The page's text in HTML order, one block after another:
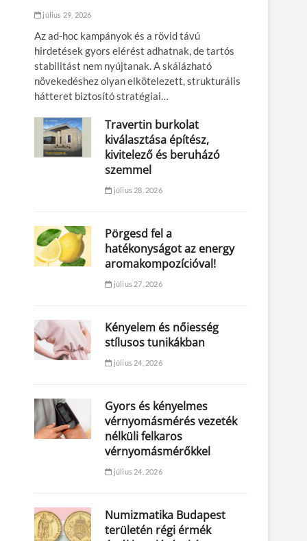
július 29, 2026
Az ad-hoc kampányok és a rövid távú
hirdetések gyors elérést adhatnak, de tartós
stabilitást nem nyújtanak. A skálázható
növekedéshez olyan elkötelezett, strukturális
hátteret biztosító stratégiai…
Travertin burkolat
kiválasztása építész,
kivitelező és beruházó
szemmel
július 28, 2026
Pörgesd fel a
hatékonyságot az energy
aromakompozícióval!
július 27, 2026
Kényelem és nőiesség
stílusos tunikákban
július 24, 2026
Gyors és kényelmes
vérnyomásmérés vezeték
nélküli felkaros
vérnyomásmérőkkel
július 24, 2026
Numizmatika Budapest
területén régi érmék